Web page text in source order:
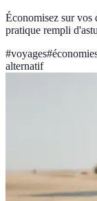
Économisez sur vos
pratique rempli
#voyages#
alternatif